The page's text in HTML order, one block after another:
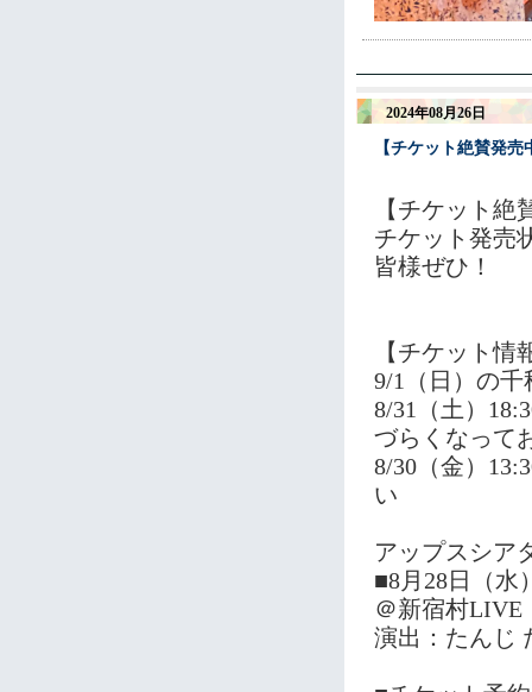
2024年08月26日
【チケット絶賛発
【チケット
チケット発売
皆様ぜひ！
【チケット情
9/1（日）の
8/31（土）
づらくなって
8/30（金）
い
アップスシア
■8月28日（水
＠新宿村LIVE
演出：たんじ